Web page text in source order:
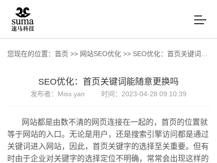
您现在的位置： 首页 >> 网站SEO优化 >> SEO优化：首页关键词能随意更换吗
SEO优化：首页关键词能随意更换吗
发布者：Miss yan 时间：2023-04-28 09:10:39
网站都是由数不清的网页连接在一起的，首页的位置就
等于网站的入口。无论是用户，还是搜索引擎访问都是通过
关键词进入网站，因此， 首页关键字的选择至关重要。但有
时由于企业对关键字的选择定位不明确，常常会出现这样的